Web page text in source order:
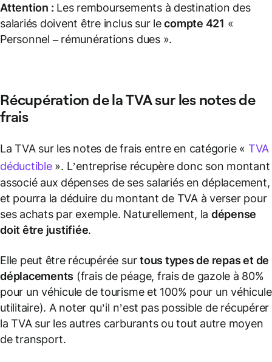
Attention : Les remboursements à destination des
salariés doivent être inclus sur lecompte 421 «
Personnel – rémunérations dues ».
Récupération de la TVAsur les notes de
frais
La TVA sur les notes de frais entre en catégorie « TVA
déductible». L’entreprise récupère donc son montant
associé aux dépenses de ses salariés en déplacement,
et pourra la déduire du montant de TVA à verser pour
ses achats par exemple. Naturellement, la dépense
doit être justifiée.
Elle peut être récupérée surtous types de repas et de
déplacements (frais de péage, frais de gazole à 80%
pour un véhicule de tourisme et 100% pour un véhicule
utilitaire). A noter qu’il n’est pas possible de récupérer
la TVA sur les autres carburants ou tout autre moyen
de transport.